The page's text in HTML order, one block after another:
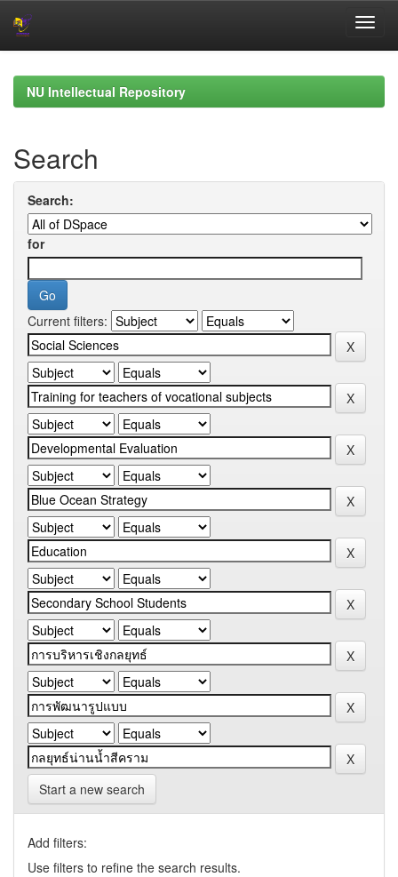
navigationNU Intellectual Repository
Search
Search:
for
Current filters:
Start a new search
Add filters:
Use filters to refine the search results.